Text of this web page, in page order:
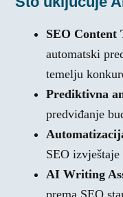
SEO Content
automatski
temelju
Prediktivna
predviđanje
SEO
AI Writing